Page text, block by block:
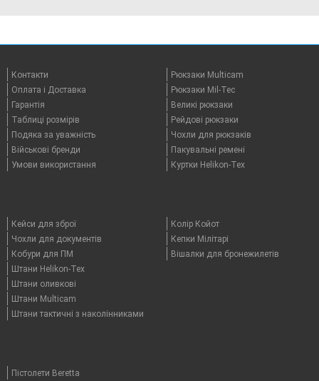
Контакти
Оплата i Доставка
Гарантія
Таблицi розмірів
Подяка за уважність
Військові бренди
Умови використання
Рюкзаки Multicam
Рюкзаки Mil-Tec
Великі рюкзаки
Рейдові рюкзаки
Чохли для рюкзаків
Пакувальні ремені
Куртки Helikon-Tex
Кейси для зброї
Чохли для документів
Кобури для ПМ
Штани Helikon-Tex
Штани оливкові
Штани Multicam
Штани тактичні з наколінниками
Колір Койот
Кепки Мілітарі
Вішалки для бронежилетів
Пістолети Beretta